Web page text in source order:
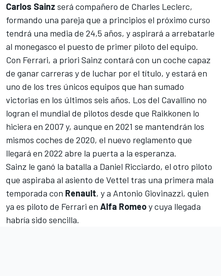
Carlos Sainz será compañero de Charles Leclerc,
formando una pareja que a principios el próximo curso
tendrá una media de 24,5 años, y aspirará a arrebatarle
al monegasco el puesto de primer piloto del equipo.
Con Ferrari, a priori Sainz contará con un coche capaz
de ganar carreras y de luchar por el título, y estará en
uno de los tres únicos equipos que han sumado
victorias en los últimos seis años. Los del Cavallino no
logran el mundial de pilotos desde que Raikkonen lo
hiciera en 2007y, aunque en 2021 se mantendrán los
mismos coches de 2020, el nuevo reglamento que
llegará en 2022 abre la puerta a la esperanza.
Sainz le ganó la batalla a Daniel Ricciardo, el otro piloto
que aspiraba al asiento de Vettel tras una primera mala
temporada con Renault, y a Antonio Giovinazzi, quien
ya es piloto de Ferrari en Alfa Romeoy cuya llegada
habría sido sencilla.